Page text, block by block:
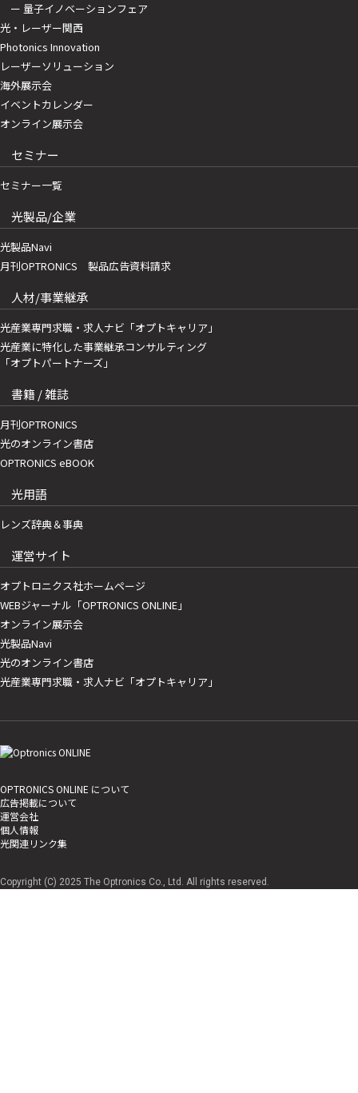
ー 量子イノベーションフェア
光・レーザー関西
Photonics Innovation
レーザーソリューション
海外展示会
イベントカレンダー
オンライン展示会
セミナー
セミナー一覧
光製品/企業
光製品Navi
月刊OPTRONICS 製品広告資料請求
人材/事業継承
光産業専門求職・求人ナビ「オプトキャリア」
光産業に特化した事業継承コンサルティング
「オプトパートナーズ」
書籍 / 雑誌
月刊OPTRONICS
光のオンライン書店
OPTRONICS eBOOK
光用語
レンズ辞典＆事典
運営サイト
オプトロニクス社ホームページ
WEBジャーナル「OPTRONICS ONLINE」
オンライン展示会
光製品Navi
光のオンライン書店
光産業専門求職・求人ナビ「オプトキャリア」
OPTRONICS ONLINE について
広告掲載について
運営会社
個人情報
光関連リンク集
Copyright (C) 2025 The Optronics Co., Ltd. All rights reserved.